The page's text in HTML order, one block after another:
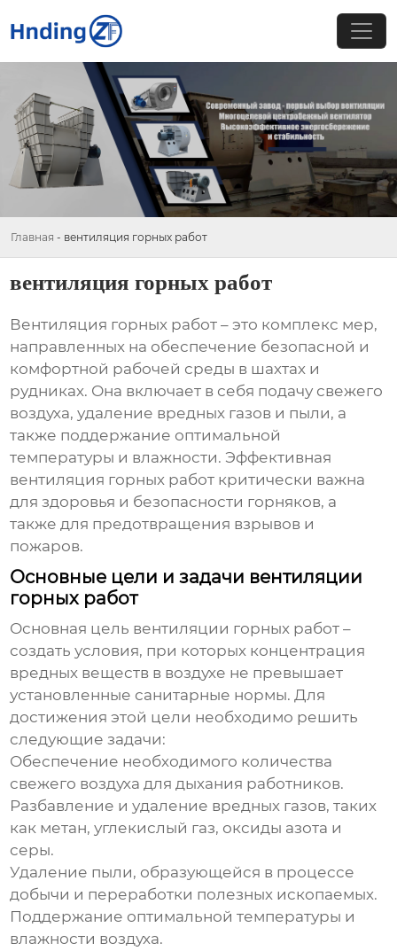
Главная - вентиляция горных работ
вентиляция горных работ
Вентиляция горных работ – это комплекс мер,
направленных на обеспечение безопасной и
комфортной рабочей среды в шахтах и
рудниках. Она включает в себя подачу свежего
воздуха, удаление вредных газов и пыли, а
также поддержание оптимальной
температуры и влажности. Эффективная
вентиляция горных работ критически важна
для здоровья и безопасности горняков, а
также для предотвращения взрывов и
пожаров.
Основные цели и задачи вентиляции
горных работ
Основная цель вентиляции горных работ –
создать условия, при которых концентрация
вредных веществ в воздухе не превышает
установленные санитарные нормы. Для
достижения этой цели необходимо решить
следующие задачи:
Обеспечение необходимого количества
свежего воздуха для дыхания работников.
Разбавление и удаление вредных газов, таких
как метан, углекислый газ, оксиды азота и
серы.
Удаление пыли, образующейся в процессе
добычи и переработки полезных ископаемых.
Поддержание оптимальной температуры и
влажности воздуха.